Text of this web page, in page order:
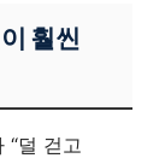
훨씬
“덜 걷고